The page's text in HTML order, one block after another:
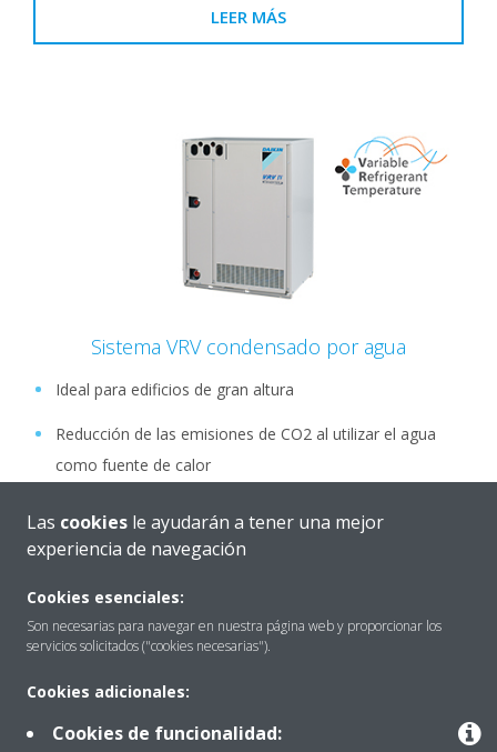
LEER MÁS
Sistema VRV condensado por agua
Ideal para edificios de gran altura
Reducción de las emisiones de CO2 al utilizar el agua
como fuente de calor
El Flujo de Agua Variable aumenta la flexibilidad y el
LEER MÁS
Las cookies le ayudarán a tener una mejor
experiencia de navegación
Cookies esenciales:
Son necesarias para navegar en nuestra página web y proporcionar los
servicios solicitados ("cookies necesarias").
Cookies adicionales:
Cookies de funcionalidad: